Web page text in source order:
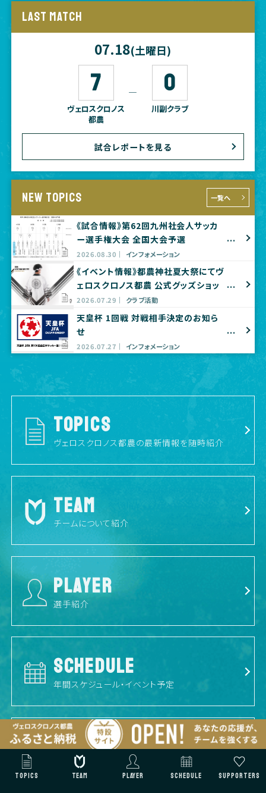
LAST MATCH
07.18(土曜日)
7
ヴェロスクロノス
都農
― 0
川副クラブ
試合レポートを見る
NEW TOPICS 一覧へ
《試合情報》第62回九州社会人サッカ
ー選手権大会 全国大会予選
2026.08.30 インフォメーション
《イベント情報》都農神社夏大祭にてヴ
ェロスクロノス都農 公式グッズショッ
プ出店のお知らせ
2026.07.29 クラブ活動
天皇杯 1回戦 対戦相手決定のお知ら
せ
2026.07.27 インフォメーション
TOPICS
ヴェロスクロノス都農の最新情報を随時紹介
TEAM
チームについて紹介
PLAYER
選手紹介
SCHEDULE
年間スケジュール・イベント予定
PARTNER
パートナーを紹介
TOPICS TEAM PLAYER SCHEDULE SUPPORTERS